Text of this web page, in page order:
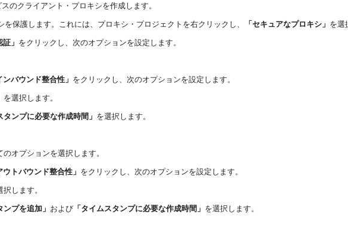
のクライアント・プロキシを作成します。
保護します。これには、プロキシ・プロジェクトを右クリックし、 「セキュアなプロキシ」 を選
証」 をクリックし、次のオプションを設定します。
ンバウンド整合性」 をクリックし、次のオプションを設定します。
を選択します。
タンプに必要な作成時間」 を選択します。
オプションを選択します。
ウトバウンド整合性」 をクリックし、次のオプションを設定します。
択します。
プを追加」 および 「タイムスタンプに必要な作成時間」 を選択します。